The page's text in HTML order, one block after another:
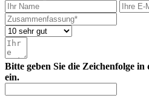
Bitte geben Sie die Zeichenfolge in
ein.